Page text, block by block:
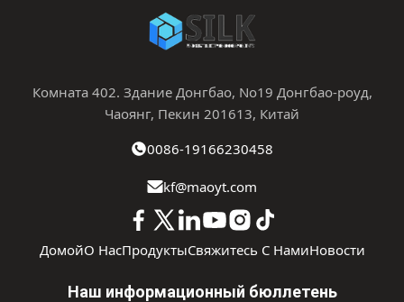
Комната 402. Здание Донгбао, No19 Донгбао-роуд,
Чаоянг, Пекин 201613, Китай
0086-19166230458
kf@maoyt.com
ДомойО НасПродуктыСвяжитесь С НамиНовости
Наш информационный бюллетень